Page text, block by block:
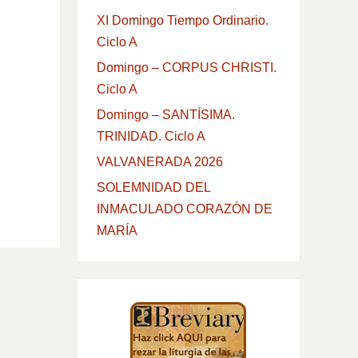
XI Domingo Tiempo Ordinario.
Ciclo A
Domingo – CORPUS CHRISTI.
Ciclo A
Domingo – SANTÍSIMA.
TRINIDAD. Ciclo A
VALVANERADA 2026
SOLEMNIDAD DEL
INMACULADO CORAZÓN DE
MARÍA